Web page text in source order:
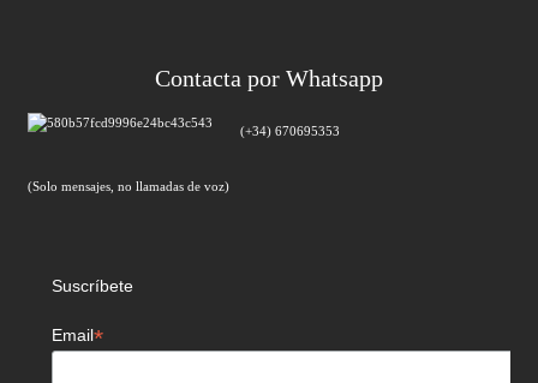
Contacta por Whatsapp
(+34) 670695353
(Solo mensajes, no llamadas de voz)
Suscríbete
Email*